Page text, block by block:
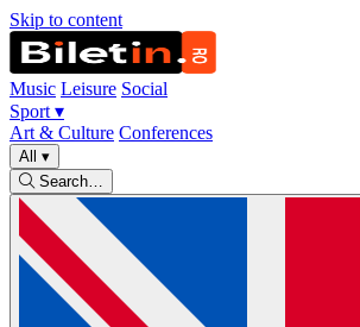
Skip to content
Music Leisure Social
Sport ▾
Art & Culture Conferences
All ▾
Search…